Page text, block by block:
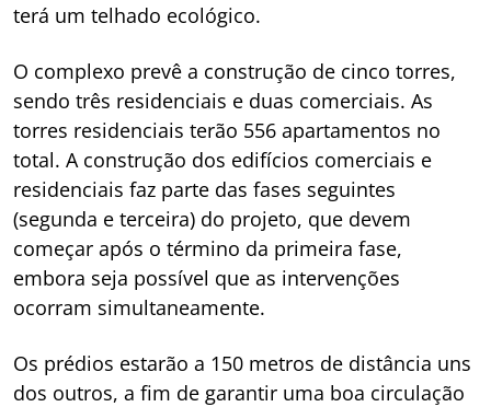
terá um telhado ecológico.
O complexo prevê a construção de cinco torres,
sendo três residenciais e duas comerciais. As
torres residenciais terão 556 apartamentos no
total. A construção dos edifícios comerciais e
residenciais faz parte das fases seguintes
(segunda e terceira) do projeto, que devem
começar após o término da primeira fase,
embora seja possível que as intervenções
ocorram simultaneamente.
Os prédios estarão a 150 metros de distância uns
dos outros, a fim de garantir uma boa circulação